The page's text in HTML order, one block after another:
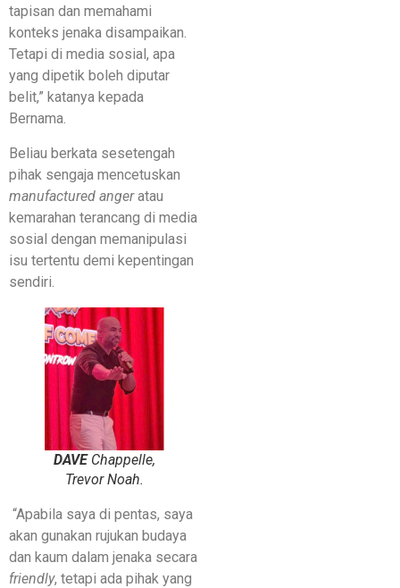
tapisan dan memahami
konteks jenaka disampaikan.
Tetapi di media sosial, apa
yang dipetik boleh diputar
belit,” katanya kepada
Bernama.
Beliau berkata sesetengah
pihak sengaja mencetuskan
manufactured angeratau
kemarahan terancang di media
sosial dengan memanipulasi
isu tertentu demi kepentingan
sendiri.
DAVE Chappelle,
Trevor Noah.
“Apabila saya di pentas, saya
akan gunakan rujukan budaya
dan kaum dalam jenaka secara
friendly, tetapi ada pihak yang